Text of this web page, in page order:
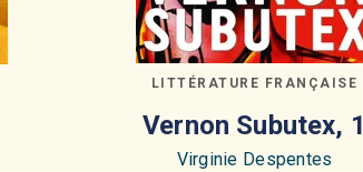
LITTÉRATURE FRANÇAISE
Vernon Subutex, 1
Virginie Despentes